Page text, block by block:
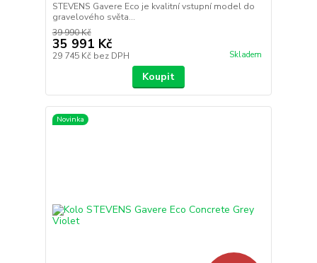
STEVENS Gavere Eco je kvalitní vstupní model do
gravelového světa...
39 990 Kč
35 991 Kč
29 745 Kč bez DPH Skladem
Koupit
Novinka